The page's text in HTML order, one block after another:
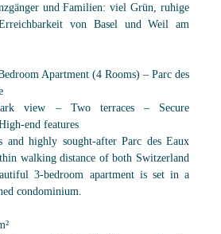
und Familien: viel Grün, ruhige
von Basel und Weil am
Apartment (4 Rooms) – Parc des
view – Two terraces – Secure
end features
and highly sought-after Parc des Eaux
walking distance of both Switzerland
3-bedroom apartment is set in a
condominium.